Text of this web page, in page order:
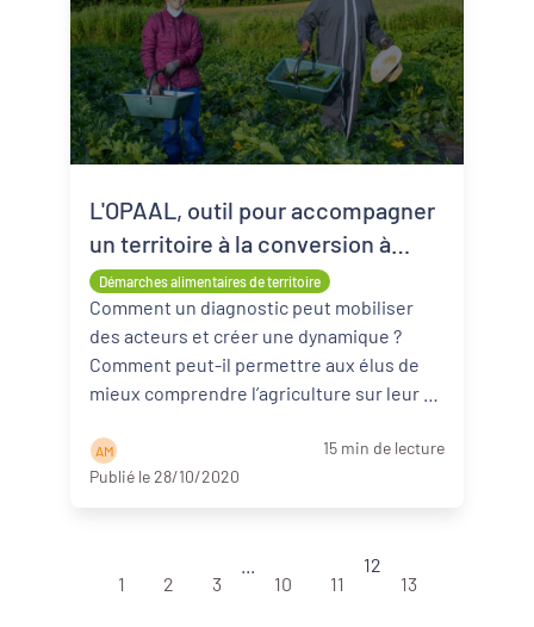
Démarches alimentaires de territoire
L'OPAAL, outil pour accompagner
un territoire à la conversion à
l'agriculture bio, par Bio Nouvelle-
Aquitaine
Comment un diagnostic peut mobiliser
des acteurs et créer une dynamique ?
Comment peut-il permettre aux élus de
mieux comprendre l’agriculture sur leur t
A M
15 min de lecture
Publié le 28/10/2020
1 2 3
10
11
12
13